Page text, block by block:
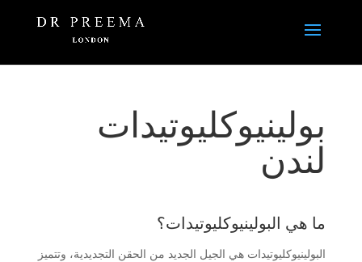
بولينيوكليوتيدات
لندن
ما هي البولينيوكليوتيدات؟
البولينيوكليوتيدات هي الجيل الجديد من الحقن التجديدية، وتتميز